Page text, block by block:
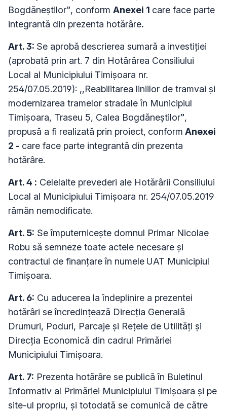
Bogdăneştilor”, conform Anexei 1 care face parte
integrantă din prezenta hotărâre.
Art. 3: Se aprobă descrierea sumară a investiţiei
(aprobată prin art. 7 din Hotărârea Consiliului
Local al Municipiului Timișoara nr.
254/07.05.2019): ,,Reabilitarea liniilor de tramvai şi
modernizarea tramelor stradale în Municipiul
Timişoara, Traseu 5, Calea Bogdăneştilor”,
propusă a fi realizată prin proiect, conform Anexei
2 - care face parte integrantă din prezenta
hotărâre.
Art. 4 : Celelalte prevederi ale Hotărârii Consiliului
Local al Municipiului Timișoara nr. 254/07.05.2019
rămân nemodificate.
Art. 5: Se împuternicește domnul Primar Nicolae
Robu să semneze toate actele necesare şi
contractul de finanţare în numele UAT Municipiul
Timişoara.
Art. 6: Cu aducerea la îndeplinire a prezentei
hotărâri se încredinţează Direcţia Generală
Drumuri, Poduri, Parcaje și Rețele de Utilități şi
Direcţia Economică din cadrul Primăriei
Municipiului Timişoara.
Art. 7: Prezenta hotărâre se publică în Buletinul
Informativ al Primăriei Municipiului Timișoara și pe
site-ul propriu, și totodată se comunică de către